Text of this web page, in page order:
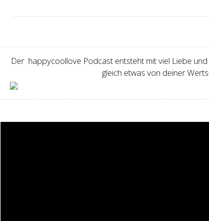
Der happycoollove Podcast entsteht mit viel Liebe
gleich etwas von deiner